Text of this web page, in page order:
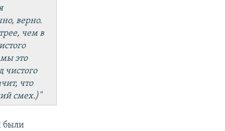
верно.
чем в
это
чистого
что
смех.)"
были